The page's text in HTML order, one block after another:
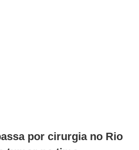
por cirurgia no Rio